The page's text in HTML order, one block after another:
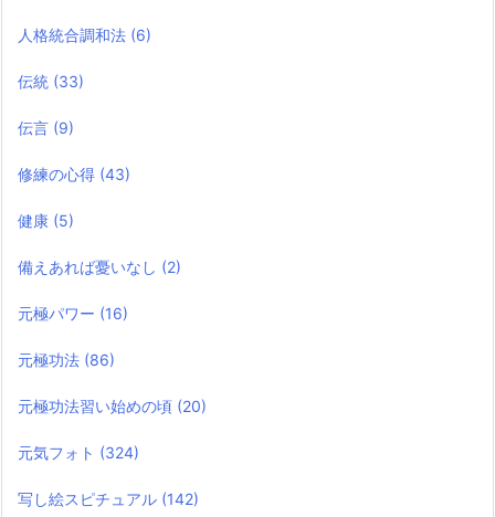
人格統合調和法 (6)
伝統 (33)
伝言 (9)
修練の心得 (43)
健康 (5)
備えあれば憂いなし (2)
元極パワー (16)
元極功法 (86)
元極功法習い始めの頃 (20)
元気フォト (324)
写し絵スピチュアル (142)